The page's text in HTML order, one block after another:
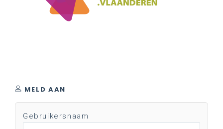
MELD AAN
Gebruikersnaam